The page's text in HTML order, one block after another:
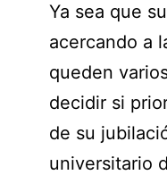
Ya sea que
acercando a
queden
decidir si
de su
universitario